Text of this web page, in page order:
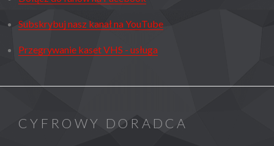
Subskrybuj nasz kanał na YouTube
Przegrywanie kaset VHS - usługa
CYFROWY DORADCA